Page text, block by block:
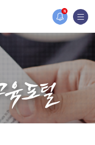
N
회계 전문교육 사전수요조사 안
년도 국가회계 전문교육 사전